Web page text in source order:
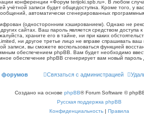
конференции «Форум terijoki.spb.ru». В любом
учётной записи будет общедоступна. Кроме того, у
автоматически сгенерированных
(односторонним хэшированием). Однако не
сайтах. Ваш пароль является средством
храните его в тайне, ни при каких
ни другое третье лицо не вправе спрашивать
записи, вы сможете воспользоваться функцией
обеспечением phpBB. Вам будет необходимо
обеспечение phpBB сгенерирует вам новый
форумов Связаться с администрацией
Создано на основе phpBB® Forum Software ©
Русская поддержка phpBB
Конфиденциальность | Правила